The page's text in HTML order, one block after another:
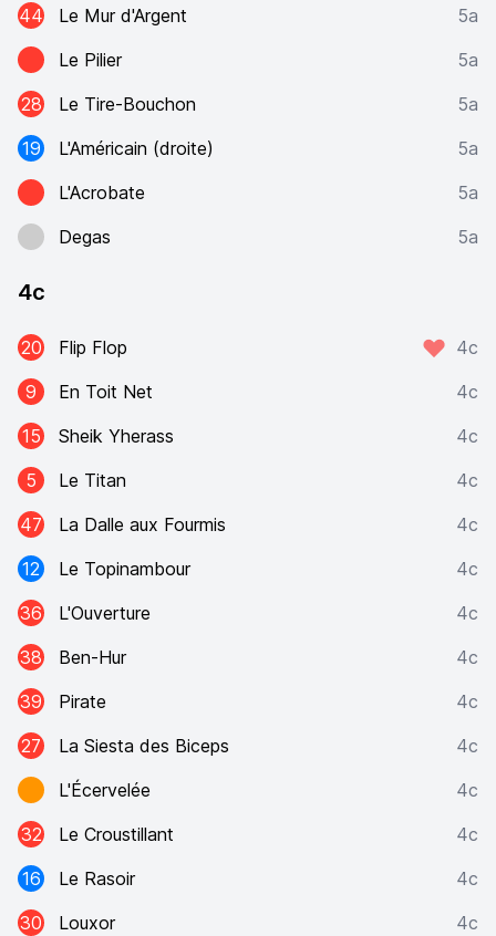
44
Le Mur d'Argent
5a
Le Pilier
5a
28
Le Tire-Bouchon
5a
19
L'Américain (droite)
5a
L'Acrobate
5a
Degas
5a
4c
20 Flip Flop
4c
9
En Toit Net
4c
15
Sheik Yherass
4c
5
Le Titan
4c
47
La Dalle aux Fourmis
4c
12
Le Topinambour
4c
36
L'Ouverture
4c
38
Ben-Hur
4c
39
Pirate
4c
27
La Siesta des Biceps
4c
L'Écervelée
4c
32
Le Croustillant
4c
16
Le Rasoir
4c
30
Louxor 4c